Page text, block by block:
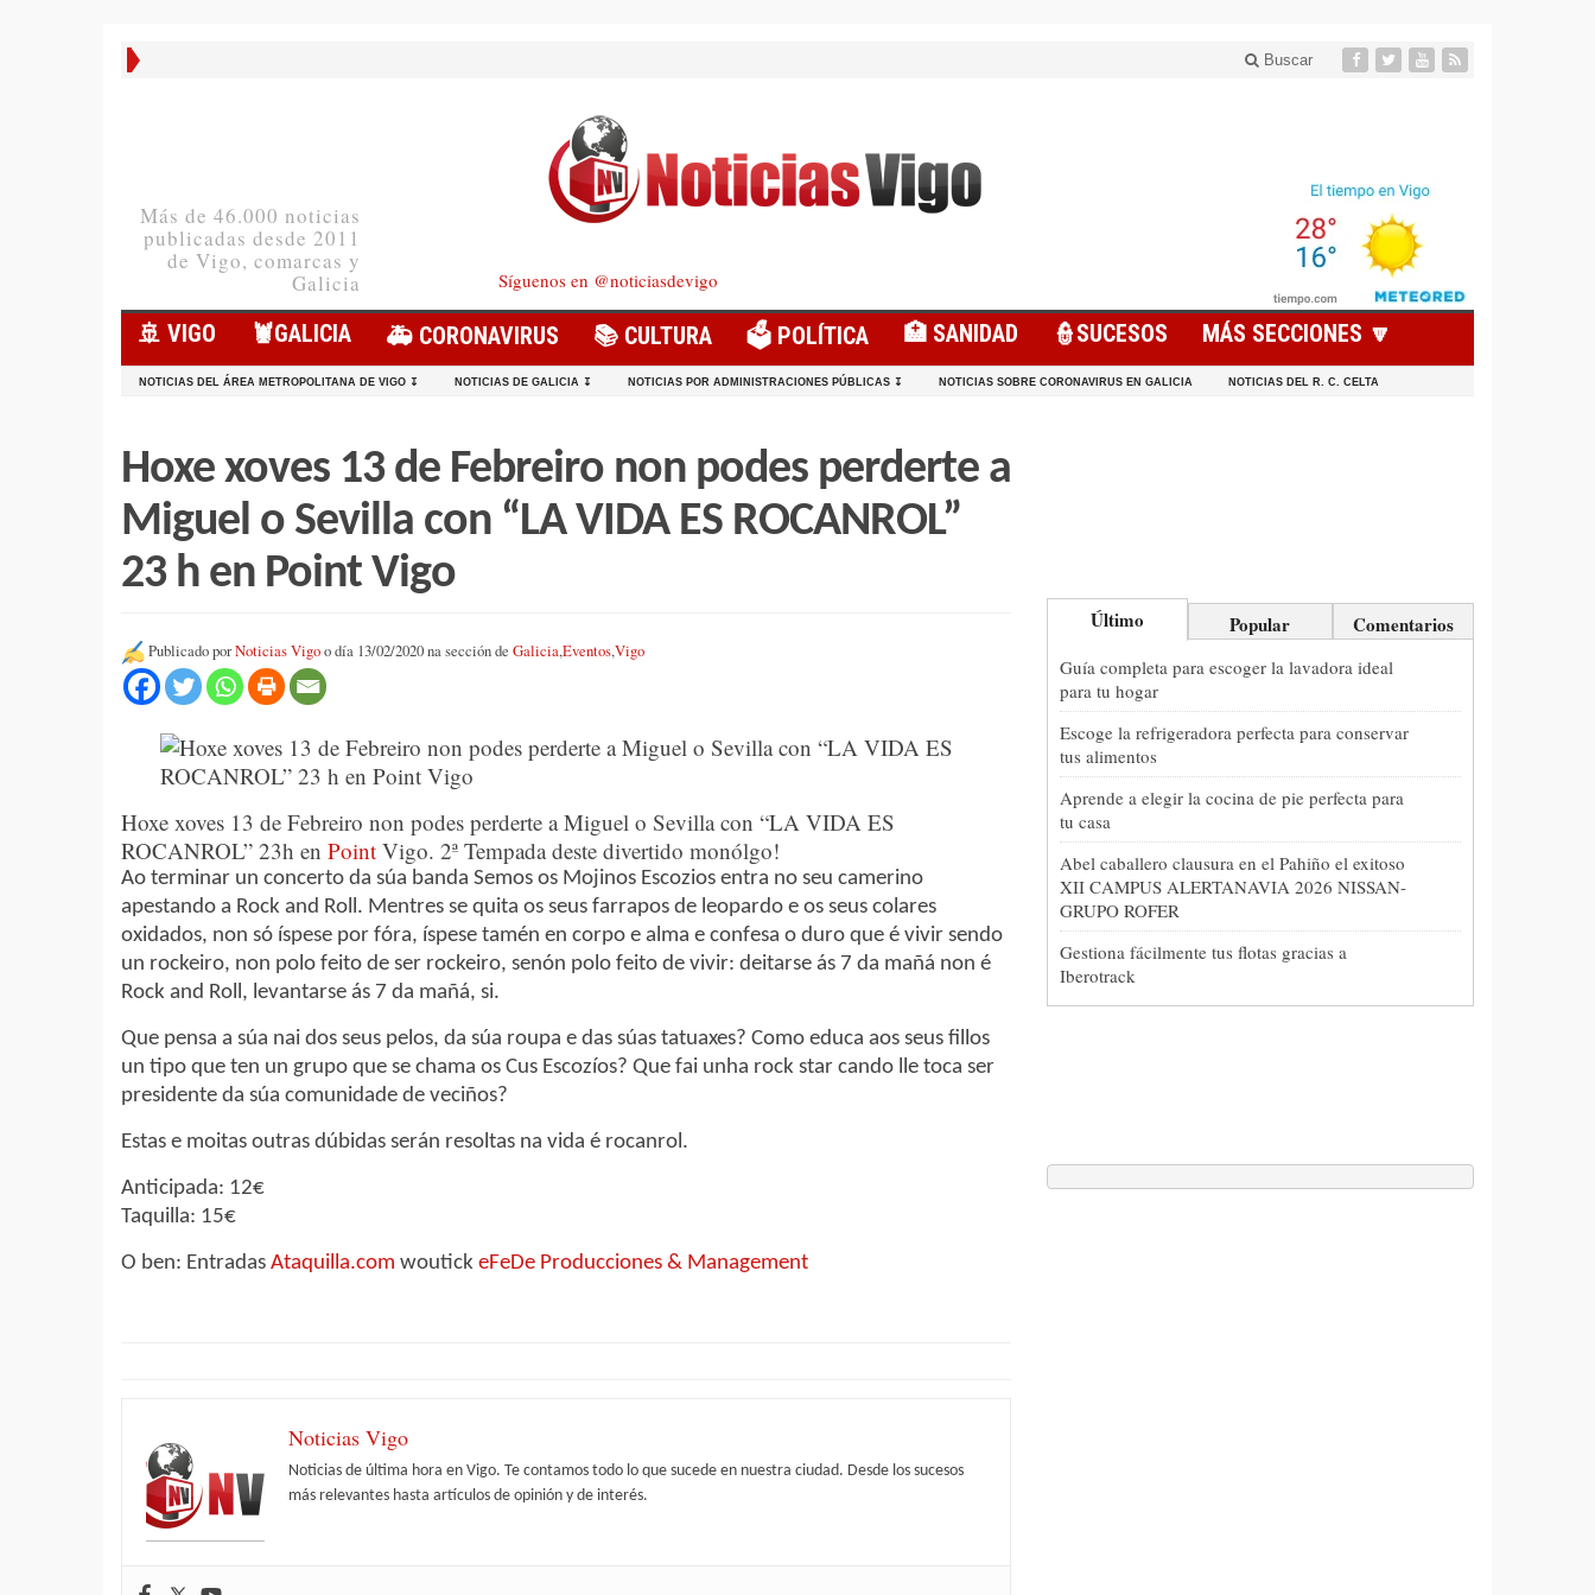
Buscar
Más de 46.000 noticias
publicadas desde 2011
de Vigo, comarcas y
Galicia
Síguenos en @noticiasdevigo
🚢 VIGO 🦞️GALICIA 🚑 CORONAVIRUS 📚 CULTURA 🗳️ POLÍTICA 🏥 SANIDAD 👮SUCESOS MÁS SECCIONES 🔽
NOTICIAS DEL ÁREA METROPOLITANA DE VIGO ↧ NOTICIAS DE GALICIA ↧ NOTICIAS POR ADMINISTRACIONES PÚBLICAS ↧ NOTICIAS SOBRE CORONAVIRUS EN GALICIA NOTICIAS DEL R. C. CELTA
Hoxe xoves 13 de Febreiro non podes perderte a
Miguel o Sevilla con “LA VIDA ES ROCANROL”
23 h en Point Vigo
Publicado porNoticias Vigoo día 13/02/2020 na sección de Galicia,Eventos,Vigo
Hoxe xoves 13 de Febreiro non podes perderte a Miguel o Sevilla con “LA VIDA ES
ROCANROL” 23h en Point Vigo. 2ª Tempada deste divertido monólgo!
Ao terminar un concerto da súa banda Semos os Mojinos Escozios entra no seu camerino
apestando a Rock and Roll. Mentres se quita os seus farrapos de leopardo e os seus colares
oxidados, non só íspese por fóra, íspese tamén en corpo e alma e confesa o duro que é vivir sendo
un rockeiro, non polo feito de ser rockeiro, senón polo feito de vivir: deitarse ás 7 da mañá non é
Rock and Roll, levantarse ás 7 da mañá, si.
Que pensa a súa nai dos seus pelos, da súa roupa e das súas tatuaxes? Como educa aos seus fillos
un tipo que ten un grupo que se chama os Cus Escozíos? Que fai unha rock star cando lle toca ser
presidente da súa comunidade de veciños?
Estas e moitas outras dúbidas serán resoltas na vida é rocanrol.
Anticipada: 12€
Taquilla: 15€
O ben: Entradas Ataquilla.com woutick eFeDe Producciones & Management
Noticias Vigo
Noticias de última hora en Vigo. Te contamos todo lo que sucede en nuestra ciudad. Desde los sucesos
más relevantes hasta artículos de opinión y de interés.
Último Popular Comentarios
Guía completa para escoger la lavadora ideal
para tu hogar
Escoge la refrigeradora perfecta para conservar
tus alimentos
Aprende a elegir la cocina de pie perfecta para
tu casa
Abel caballero clausura en el Pahiño el exitoso
XII CAMPUS ALERTANAVIA 2026 NISSAN-
GRUPO ROFER
Gestiona fácilmente tus flotas gracias a
Iberotrack